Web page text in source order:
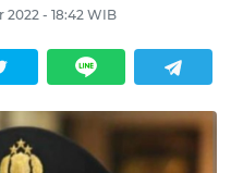
2022 - 18:42 WIB